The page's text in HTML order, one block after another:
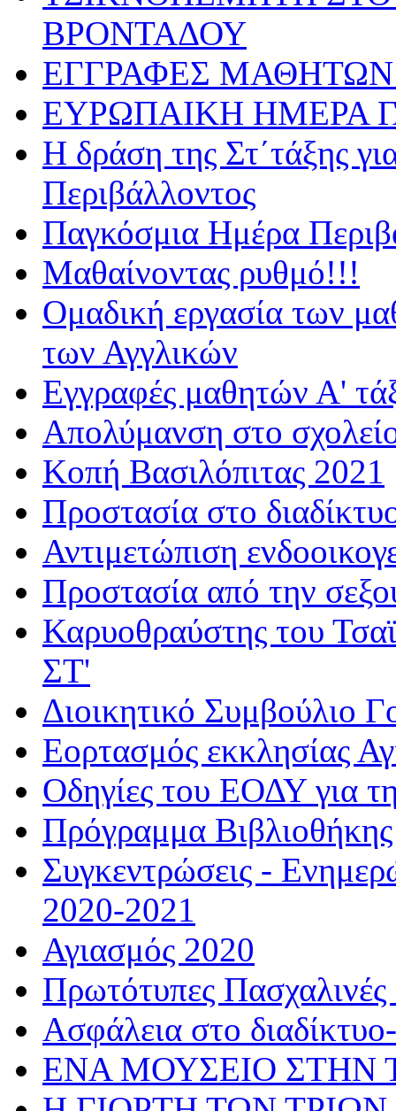
ΒΡΟΝΤΑΔΟΥ
ΕΓΓΡΑΦΕΣ ΜΑΘΗΤΩΝ
ΕΥΡΩΠΑΙΚΗ ΗΜΕΡΑ
Η δράση της Στ΄τάξης
Περιβάλλοντος
Παγκόσμια Ημέρα
Μαθαίνοντας ρυθμό!!!
Ομαδική εργασία των
των Αγγλικών
Εγγραφές μαθητών Α'
Απολύμανση στο
Κοπή Βασιλόπιτας 2021
Προστασία στο
Αντιμετώπιση
Προστασία από την
Καρυοθραύστης του
ΣΤ'
Διοικητικό Συμβούλιο
Εορτασμός εκκλησίας
Οδηγίες του ΕΟΔΥ για
Πρόγραμμα
Συγκεντρώσεις -
2020-2021
Αγιασμός 2020
Πρωτότυπες Πασχαλινές
Ασφάλεια στο
ΕΝΑ ΜΟΥΣΕΙΟ ΣΤΗΝ